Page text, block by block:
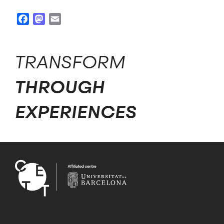
FacebookMastodon
TRANSFORM
THROUGH
EXPERIENCES